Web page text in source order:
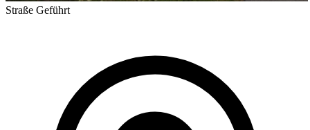
Straße Geführt